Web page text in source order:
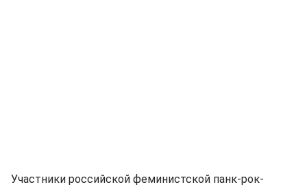
Участники российской феминистской панк-рок-